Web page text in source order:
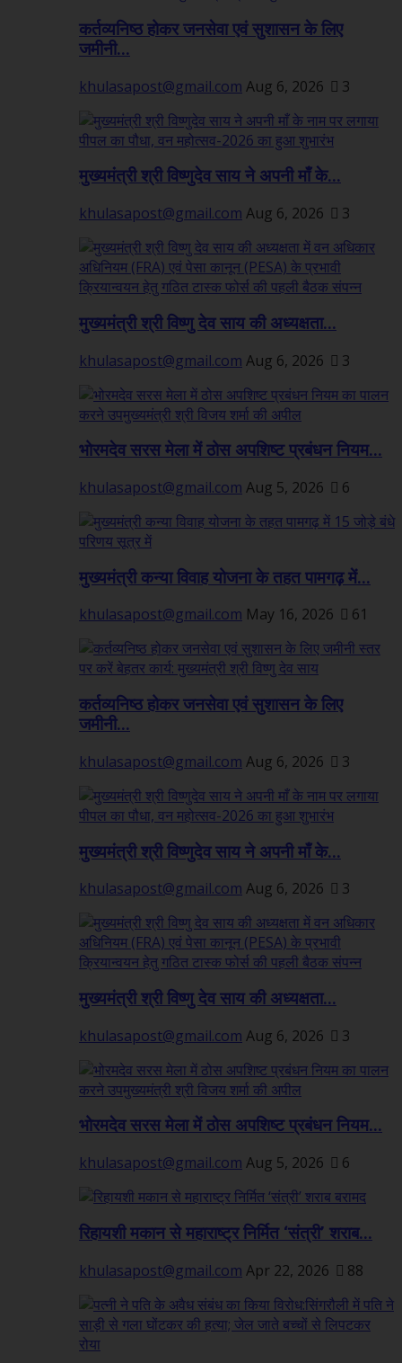
कर्तव्यनिष्ठ होकर जनसेवा एवं सुशासन के लिए
जमीनी...
khulasapost@gmail.com Aug 6, 2026 3
मुख्यमंत्री श्री विष्णुदेव साय ने अपनी माँ के...
khulasapost@gmail.com Aug 6, 2026 3
मुख्यमंत्री श्री विष्णु देव साय की अध्यक्षता...
khulasapost@gmail.com Aug 6, 2026 3
भोरमदेव सरस मेला में ठोस अपशिष्ट प्रबंधन नियम...
khulasapost@gmail.com Aug 5, 2026 6
मुख्यमंत्री कन्या विवाह योजना के तहत पामगढ़ में...
khulasapost@gmail.com May 16, 2026 61
कर्तव्यनिष्ठ होकर जनसेवा एवं सुशासन के लिए
जमीनी...
khulasapost@gmail.com Aug 6, 2026 3
मुख्यमंत्री श्री विष्णुदेव साय ने अपनी माँ के...
khulasapost@gmail.com Aug 6, 2026 3
मुख्यमंत्री श्री विष्णु देव साय की अध्यक्षता...
khulasapost@gmail.com Aug 6, 2026 3
भोरमदेव सरस मेला में ठोस अपशिष्ट प्रबंधन नियम...
khulasapost@gmail.com Aug 5, 2026 6
रिहायशी मकान से महाराष्ट्र निर्मित ‘संत्री’ शराब...
khulasapost@gmail.com Apr 22, 2026 88